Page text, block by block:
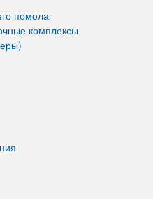
помола
комплексы